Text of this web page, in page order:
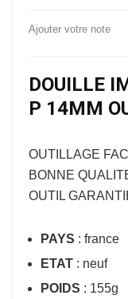
Ajouter votre note
DOUILLE
P 14MM
OUTILLAGE
BONNE
OUTIL
PAYS : france
ETAT : neuf
POIDS : 155g